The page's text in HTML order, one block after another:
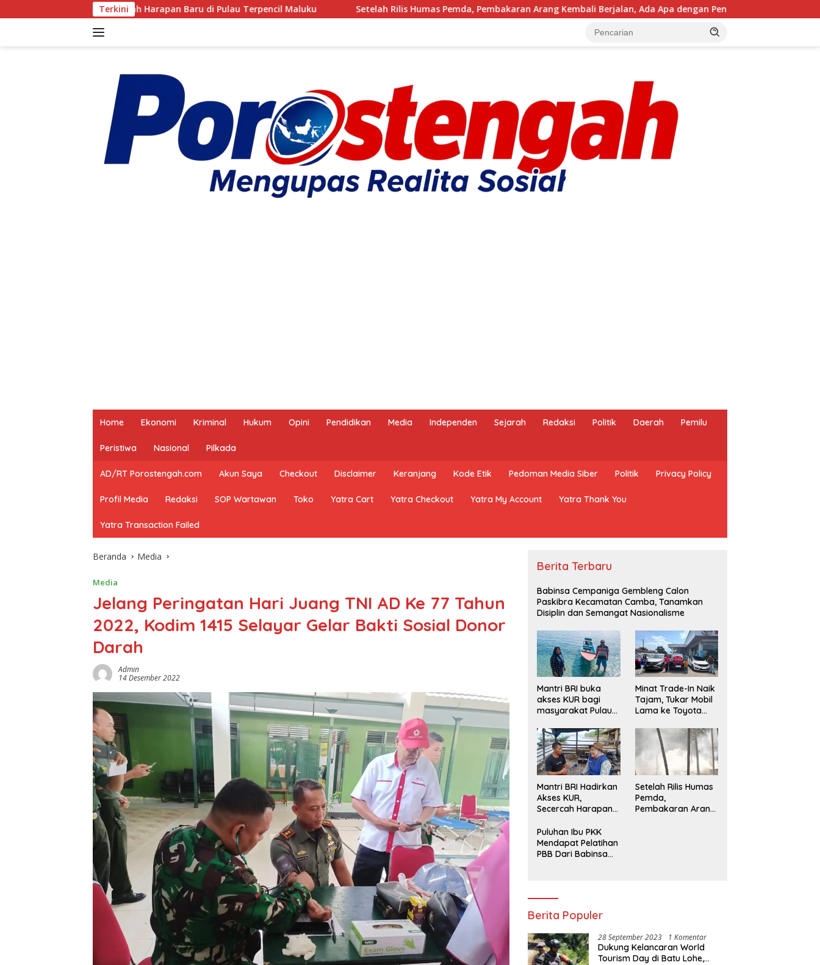
ke
Terkini
Secercah Harapan Baru di Pulau Terpencil Maluku Setelah Rilis Humas Pemda, Pembakaran Arang Kembali Berjalan, Ada Apa dengan Penegakan Aturan?
Home Ekonomi Kriminal Hukum Opini Pendidikan Media Independen Sejarah Redaksi Politik Daerah Pemilu
Peristiwa Nasional Pilkada
AD/RT Porostengah.com Akun Saya Checkout Disclaimer Keranjang Kode Etik Pedoman Media Siber Politik Privacy Policy
Profil Media Redaksi SOP Wartawan Toko Yatra Cart Yatra Checkout Yatra My Account Yatra Thank You
Yatra Transaction Failed
Beranda Media
Media
Jelang Peringatan Hari Juang TNI AD Ke 77 Tahun
2022, Kodim 1415 Selayar Gelar Bakti Sosial Donor
Darah
Admin
14 Desember 2022
Berita Terbaru
Babinsa Cempaniga Gembleng Calon
Paskibra Kecamatan Camba, Tanamkan
Disiplin dan Semangat Nasionalisme
Mantri BRI buka
akses KUR bagi
masyarakat Pulau
Minat Trade-In Naik
Tajam, Tukar Mobil
Lama ke Toyota
Paling Efisien
Mantri BRI Hadirkan
Akses KUR,
Secercah Harapan
Terpencil Maluku
Setelah Rilis Humas
Pemda,
Pembakaran Arang
Puluhan Ibu PKK
Mendapat Pelatihan
PBB Dari Babinsa
Berita Populer
28 September 2023 1 Komentar
Dukung Kelancaran World
Tourism Day di Batu Lohe,